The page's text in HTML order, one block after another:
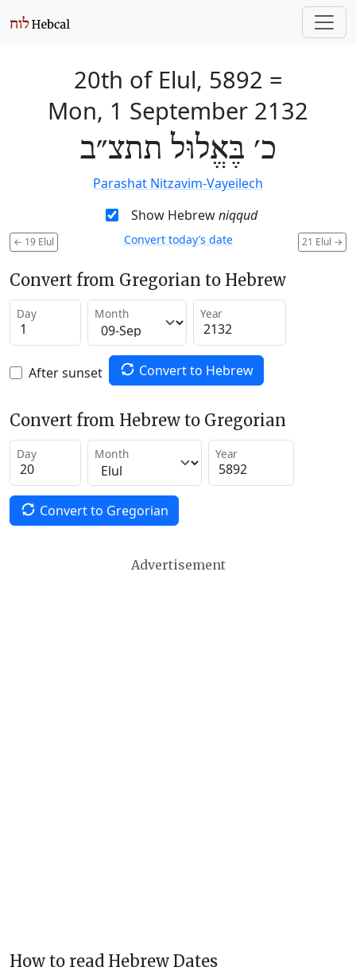
20th of Elul, 5892 =
Mon, 1 September 2132
כ׳ בֶּאֱלוּל תתצ״ב
Parashat Nitzavim-Vayeilech
Show Hebrewniqqud
← 19 Elul 21 Elul →
Convert today’s date
Convert from Gregorian to Hebrew
Day Month Year
After sunset Convert to Hebrew
Convert from Hebrew to Gregorian
Day Month Year
Convert to Gregorian
Advertisement
How to read Hebrew Dates